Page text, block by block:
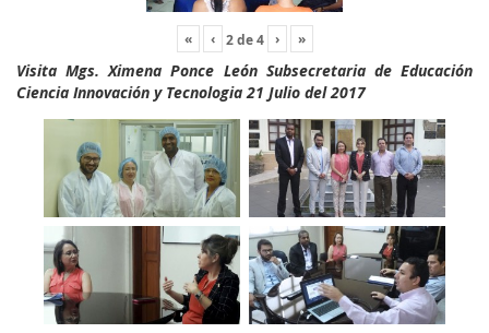
« ‹ 2de4 › »
Visita Mgs. Ximena Ponce León Subsecretaria de Educación
Ciencia Innovación y Tecnologia 21 Julio del 2017